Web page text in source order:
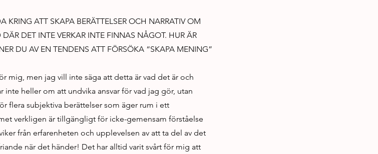
KRING ATT SKAPA BERÄTTELSER OCH NARRATIV OM
DÄR DET INTE VERKAR INTE FINNAS NÅGOT. HUR ÄR
DU AV EN TENDENS ATT FÖRSÖKA “SKAPA MENING”
mig, men jag vill inte säga att detta är vad det är och
inte heller om att undvika ansvar för vad jag gör, utan
flera subjektiva berättelser som äger rum i ett
verkligen är tillgängligt för icke-gemensam förståelse
från erfarenheten och upplevelsen av att ta del av det
när det händer! Det har alltid varit svårt för mig att